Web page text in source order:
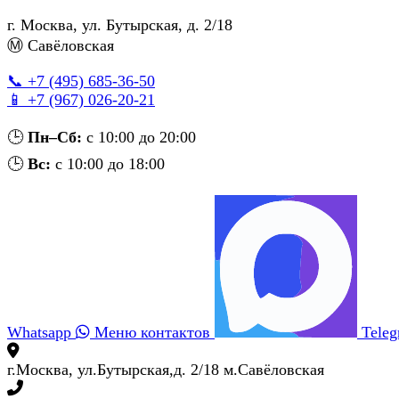
г. Москва, ул. Бутырская, д. 2/18
Ⓜ Савёловская
📞 +7 (495) 685‑36‑50
📱 +7 (967) 026‑20‑21
🕒 Пн–Сб: с 10:00 до 20:00
🕒 Вс: с 10:00 до 18:00
Whatsapp Меню контактов
г.Москва, ул.Бутырская,д. 2/18 м.Савёловская